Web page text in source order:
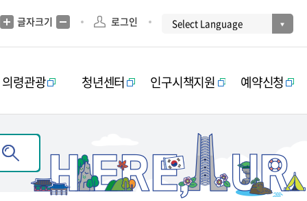
글자크기 로그인
의령관광 청년센터 인구시책지원 예약신청